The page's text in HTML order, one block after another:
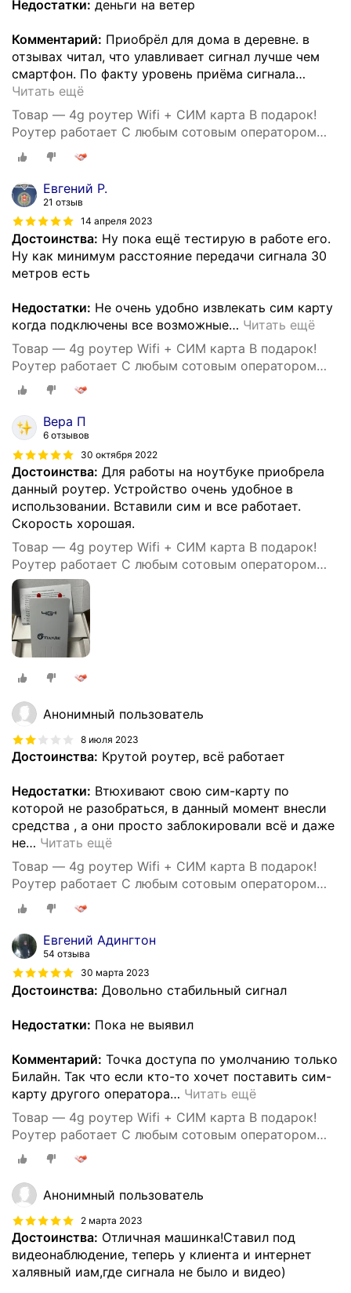
Недостатки: деньги на ветер
Комментарий: Приобрёл для дома в деревне. в
отзывах читал, что улавливает сигнал лучше чем
смартфон. По факту уровень приёма сигнала…
Читать ещё
Товар — 4g роутер Wifi + СИМ карта В подарок!
Роутер работает С любым сотовым оператором
россии, крыма, СНГ. Разблокированный. НЕ
требует настроек! Прочный
Евгений Р.
21 отзыв
14 апреля 2023
Достоинства: Ну пока ещё тестирую в работе его.
Ну как минимум расстояние передачи сигнала 30
метров есть
Недостатки: Не очень удобно извлекать сим карту
когда подключены все возможные… Читать ещё
Товар — 4g роутер Wifi + СИМ карта В подарок!
Роутер работает С любым сотовым оператором
россии, крыма, СНГ. Разблокированный. НЕ
требует настроек! Прочный
Вера П
6 отзывов
30 октября 2022
Достоинства: Для работы на ноутбуке приобрела
данный роутер. Устройство очень удобное в
использовании. Вставили сим и все работает.
Скорость хорошая.
Товар — 4g роутер Wifi + СИМ карта В подарок!
Роутер работает С любым сотовым оператором
россии, крыма, СНГ. Разблокированный. НЕ
требует настроек! Прочный
Анонимный пользователь
8 июля 2023
Достоинства: Крутой роутер, всё работает
Недостатки: Втюхивают свою сим-карту по
которой не разобраться, в данный момент внесли
средства , а они просто заблокировали всё и даже
не… Читать ещё
Товар — 4g роутер Wifi + СИМ карта В подарок!
Роутер работает С любым сотовым оператором
россии, крыма, СНГ. Разблокированный. НЕ
требует настроек! Прочный
Евгений Адингтон
54 отзыва
30 марта 2023
Достоинства: Довольно стабильный сигнал
Недостатки: Пока не выявил
Комментарий: Точка доступа по умолчанию только
Билайн. Так что если кто-то хочет поставить сим-
карту другого оператора… Читать ещё
Товар — 4g роутер Wifi + СИМ карта В подарок!
Роутер работает С любым сотовым оператором
россии, крыма, СНГ. Разблокированный. НЕ
требует настроек! Прочный
Анонимный пользователь
2 марта 2023
Достоинства: Отличная машинка!Ставил под
видеонаблюдение, теперь у клиента и интернет
халявный иам,где сигнала не было и видео)